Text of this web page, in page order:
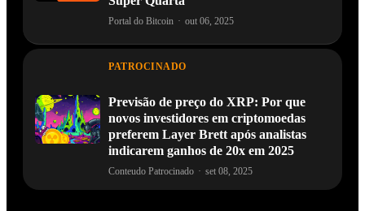
Portal do Bitcoin · out 06, 2025
PATROCINADO
Previsão de preço do XRP: Por que
novos investidores em criptomoedas
preferem Layer Brett após analistas
indicarem ganhos de 20x em 2025
Conteudo Patrocinado · set 08, 2025